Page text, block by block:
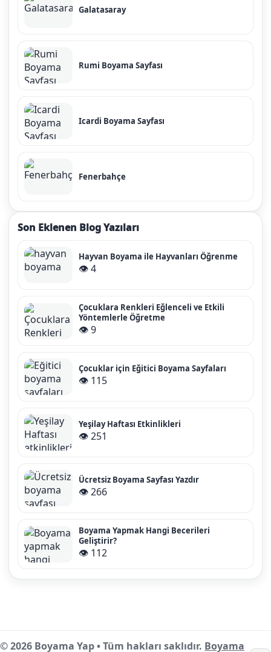
Galatasaray
Rumi Boyama Sayfası
Icardi Boyama Sayfası
Fenerbahçe
Son Eklenen Blog Yazıları
Hayvan Boyama ile Hayvanları Öğrenme
👁️ 4
Çocuklara Renkleri Eğlenceli ve Etkili
Yöntemlerle Öğretme
👁️ 9
Çocuklar için Eğitici Boyama Sayfaları
👁️ 115
Yeşilay Haftası Etkinlikleri
👁️ 251
Ücretsiz Boyama Sayfası Yazdır
👁️ 266
Boyama Yapmak Hangi Becerileri
Geliştirir?
👁️ 112
© 2026 Boyama Yap • Tüm hakları saklıdır. Boyama